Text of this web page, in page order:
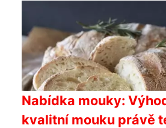
Nabídka mouky:
kvalitní mouku právě